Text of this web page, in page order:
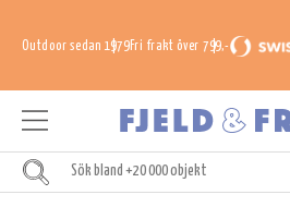
Outdoor sedan 1979Fri frakt över 799,-